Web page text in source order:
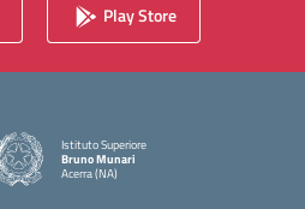
Play Store
Istituto Superiore
Bruno Munari
Acerra (NA)